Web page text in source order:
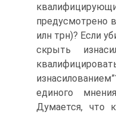
предусмотрено в
илн трн)? Если
скрыть
единого
Думается, что